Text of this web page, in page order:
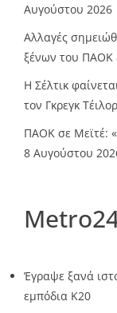
Αυγούστου 2026
Αλλαγές
ξένων του ΠΑΟΚ
Η Σέλτικ
τον Γκρεγκ
ΠΑΟΚ σε Μεϊτέ:
8 Αυγούστου
Έγραψε ξανά
εμπόδια Κ20